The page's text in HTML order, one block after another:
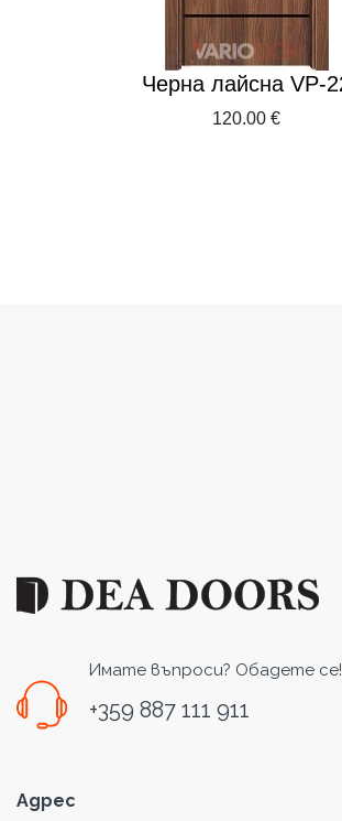
Черна лайсна VP-
120.00 €
Имате въпроси? Обадете се!
+359 887 111 911
Адрес